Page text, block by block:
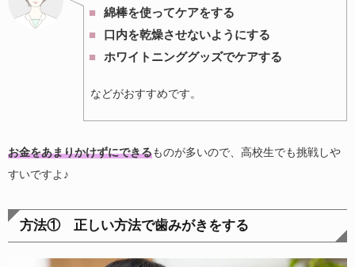
綿棒を使ってケアをする
口内を乾燥させないようにする
ホワイトニンググッズでケアする
などがおすすめです。
お金をあまりかけずにできるものが多いので、高校生でも挑戦しや
すいですよ♪
方法① 正しい方法で歯みがきをする